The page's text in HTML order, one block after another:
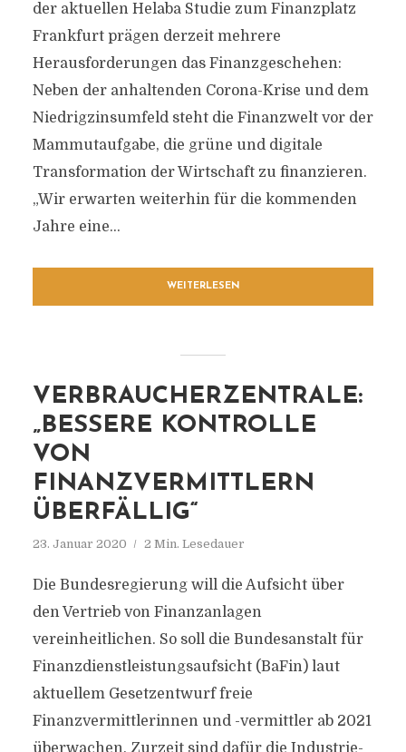
der aktuellen Helaba Studie zum Finanzplatz
Frankfurt prägen derzeit mehrere
Herausforderungen das Finanzgeschehen:
Neben der anhaltenden Corona-Krise und dem
Niedrigzinsumfeld steht die Finanzwelt vor der
Mammutaufgabe, die grüne und digitale
Transformation der Wirtschaft zu finanzieren.
„Wir erwarten weiterhin für die kommenden
Jahre eine...
WEITERLESEN
VERBRAUCHERZENTRALE:
„BESSERE KONTROLLE
VON
FINANZVERMITTLERN
ÜBERFÄLLIG“
23. Januar 2020 2 Min. Lesedauer
Die Bundesregierung will die Aufsicht über
den Vertrieb von Finanzanlagen
vereinheitlichen. So soll die Bundesanstalt für
Finanzdienstleistungsaufsicht (BaFin) laut
aktuellem Gesetzentwurf freie
Finanzvermittlerinnen und -vermittler ab 2021
überwachen. Zurzeit sind dafür die Industrie-